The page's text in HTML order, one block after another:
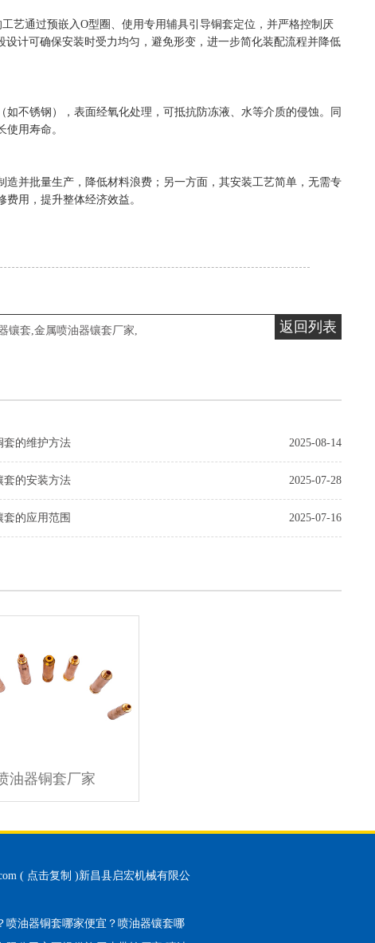
艺通过预嵌入O型圈、使用专用辅具引导铜套定位，并严格控制厌
计可确保安装时受力均匀，避免形变，进一步简化装配流程并降低
不锈钢），表面经氧化处理，可抵抗防冻液、水等介质的侵蚀。同
用寿命。
并批量生产，降低材料浪费；另一方面，其安装工艺简单，无需专
用，提升整体经济效益。
返回列表
镶套,金属喷油器镶套厂家,
2025-08-14
套的维护方法
2025-07-28
套的安装方法
2025-07-16
套的应用范围
油器铜套厂家
( 点击复制 )新昌县启宏机械有限公
喷油器铜套哪家便宜？喷油器镶套哪